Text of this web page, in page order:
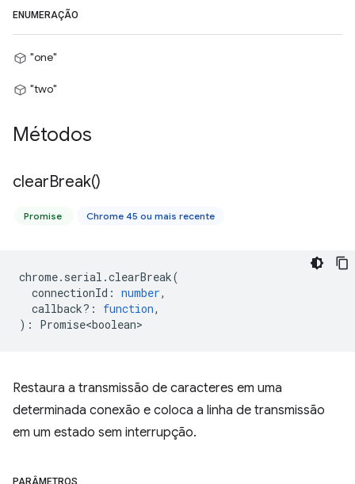
ENUMERAÇÃO
"one"
"two"
Métodos
clearBreak()
Promise Chrome 45 ou mais recente
chrome. serial .clearBreak(
connectionId : number,
callback? : function,
) : Promise<boolean>
Restaura a transmissão de caracteres em uma
determinada conexão e coloca a linha de transmissão
em um estado sem interrupção.
PARÂMETROS